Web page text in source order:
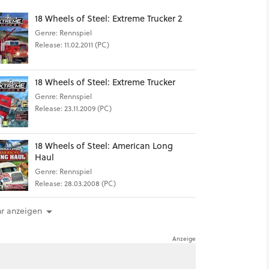
18 Wheels of Steel: Extreme Trucker 2
Genre: Rennspiel
Release: 11.02.2011 (PC)
18 Wheels of Steel: Extreme Trucker
Genre: Rennspiel
Release: 23.11.2009 (PC)
18 Wheels of Steel: American Long
Haul
Genre: Rennspiel
Release: 28.03.2008 (PC)
anzeigen